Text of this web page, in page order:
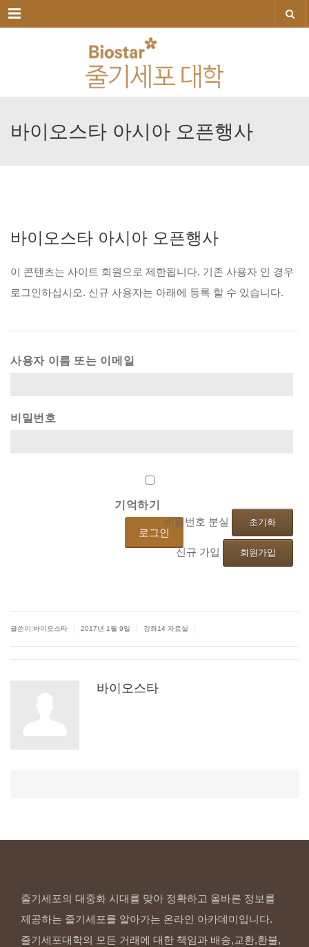
메뉴
바이오스타 아시아 오픈행사
바이오스타 아시아 오픈행사
이 콘텐츠는 사이트 회원으로 제한됩니다. 기존 사용자 인 경우
로그인하십시오. 신규 사용자는 아래에 등록 할 수 있습니다.
사용자 이름 또는 이메일
비밀번호
기억하기
비밀번호 분실 초기화
신규 가입 회원가입
글쓴이:바이오스타 2017년 1월 9일 강좌14 자료실
바이오스타
줄기세포의 대중화 시대를 맞아 정확하고 올바른 정보를
제공하는 줄기세포를 알아가는 온라인 아카데미입니다.
줄기세포대학의 모든 거래에 대한 책임과 배송,교환,환불,